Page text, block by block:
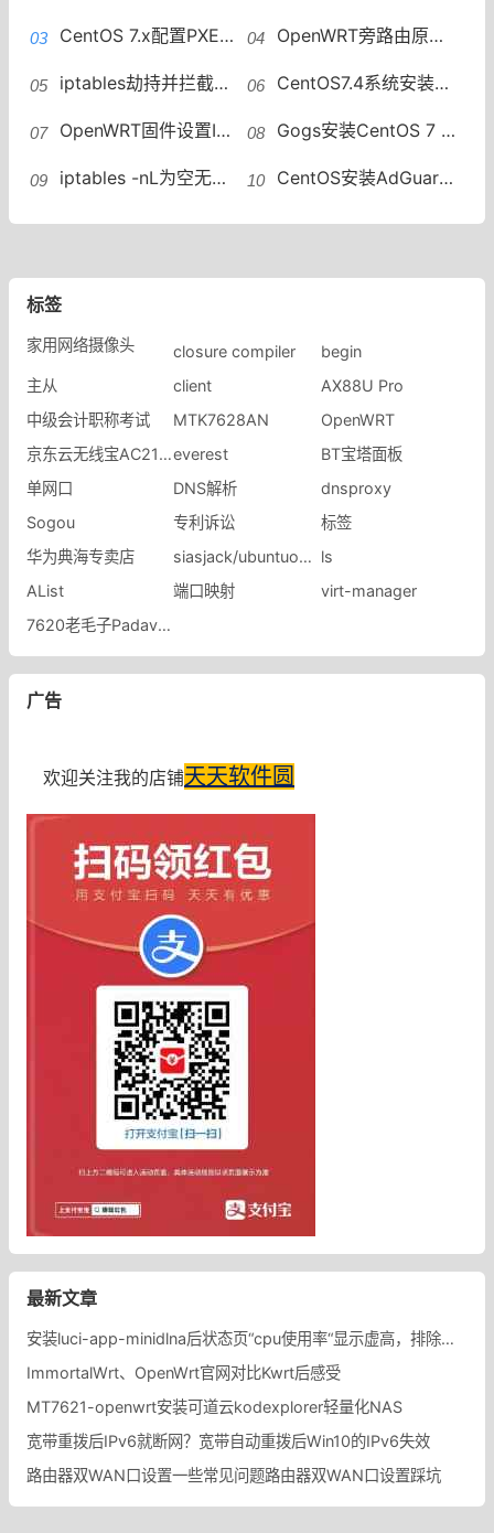
CentOS 7.x配置PXE（网络启动）服务器实现自动操作系统安装 OpenWRT旁路由原理——1.openwrt防火墙iptables介绍旁路由实现的两种方法
iptables劫持并拦截DNS查询53端口路由器防火墙DNS劫持规则命令 CentOS7.4系统安装gogs搭建自助Git服务仓库Gogs报500错误代码Error 1862
OpenWRT固件设置IPv6 网关OpenWrt ipv6 nat内网设备获取ipv6 Gogs安装CentOS 7 64位系统搭建自助Git服务Gogs报500错误代码Error 1862
iptables -nL为空无法连接CentOS 8的firewalld已经与iptables解绑 CentOS安装AdGuard Home搭建私人无广告无跟踪的公共DNS服务器
标签
家用网络摄像头 closure compiler
begin
主从
client
AX88U Pro
中级会计职称考试
MTK7628AN
OpenWRT
京东云无线宝AC2100修复工具everest
BT宝塔面板
单网口
DNS解析
dnsproxy
Sogou
专利诉讼
标签
华为典海专卖店
siasjack/ubuntuopenwr ls
AList
端口映射
virt-manager
7620老毛子Padavan固件
广告
欢迎关注我的店铺天天软件圆
最新文章
安装luci-app-minidlna后状态页“cpu使用率“显示虚高，排除过程记录。
ImmortalWrt、OpenWrt官网对比Kwrt后感受
MT7621-openwrt安装可道云kodexplorer轻量化NAS
宽带重拨后IPv6就断网？宽带自动重拨后Win10的IPv6失效
路由器双WAN口设置一些常见问题路由器双WAN口设置踩坑